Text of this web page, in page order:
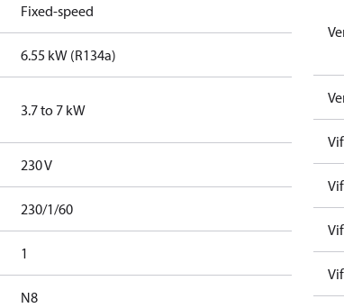
Fixed-speed
6.55 kW (R134a)
3.7 to 7 kW
230 V
230/1/60
1
N8